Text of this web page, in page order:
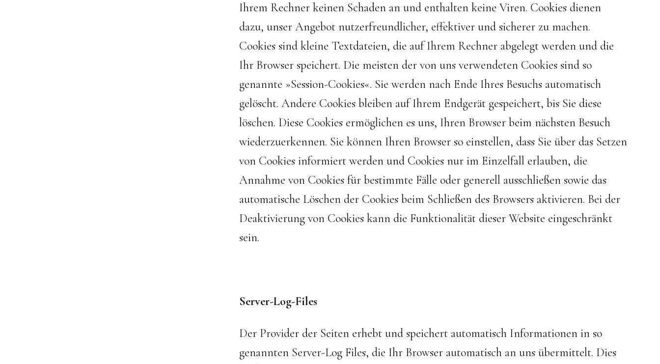
Ihrem Rechner keinen Schaden an und enthalten keine Viren. Cookies dienen
dazu, unser Angebot nutzerfreundlicher, effektiver und sicherer zu machen.
Cookies sind kleine Textdateien, die auf Ihrem Rechner abgelegt werden und die
Ihr Browser speichert. Die meisten der von uns verwendeten Cookies sind so
genannte »Session-Cookies«. Sie werden nach Ende Ihres Besuchs automatisch
gelöscht. Andere Cookies bleiben auf Ihrem Endgerät gespeichert, bis Sie diese
löschen. Diese Cookies ermöglichen es uns, Ihren Browser beim nächsten Besuch
wiederzuerkennen. Sie können Ihren Browser so einstellen, dass Sie über das Setzen
von Cookies informiert werden und Cookies nur im Einzelfall erlauben, die
Annahme von Cookies für bestimmte Fälle oder generell ausschließen sowie das
automatische Löschen der Cookies beim Schließen des Browsers aktivieren. Bei der
Deaktivierung von Cookies kann die Funktionalität dieser Website eingeschränkt
sein.
Server-Log-Files
Der Provider der Seiten erhebt und speichert automatisch Informationen in so
genannten Server-Log Files, die Ihr Browser automatisch an uns übermittelt. Dies